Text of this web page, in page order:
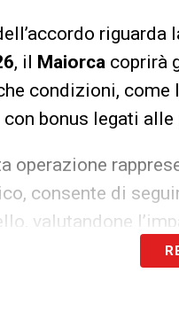
riguarda
, il Maiorca coprirà
condizioni, come
bonus legati
operazione
consente di
valutandone
dovrà rivedere le